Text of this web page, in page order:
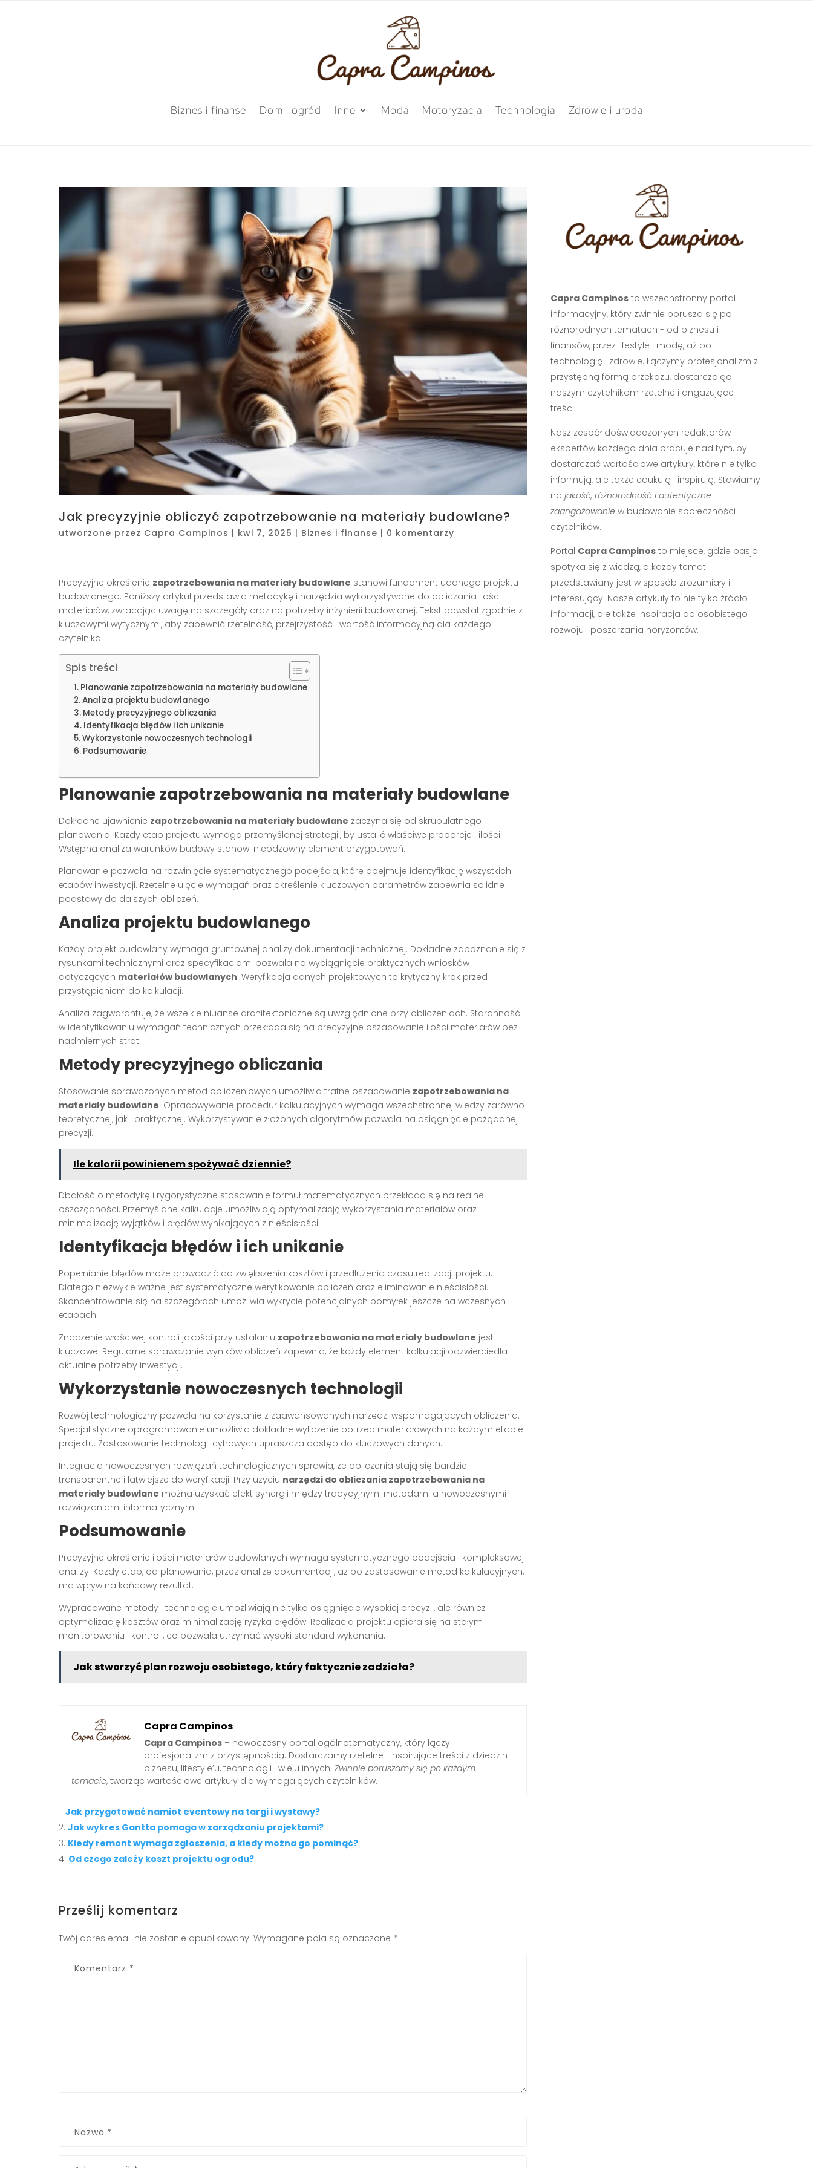
Biznes i finanse Dom i ogród Inne Moda Motoryzacja Technologia Zdrowie i uroda
Jak precyzyjnie obliczyć zapotrzebowanie na materiały budowlane?
utworzone przez Capra Campinos | kwi 7, 2025 | Biznes i finanse | 0 komentarzy
Precyzyjne określenie zapotrzebowania na materiały budowlane stanowi fundament udanego projektu
budowlanego. Poniższy artykuł przedstawia metodykę i narzędzia wykorzystywane do obliczania ilości
materiałów, zwracając uwagę na szczegóły oraz na potrzeby inżynierii budowlanej. Tekst powstał zgodnie z
kluczowymi wytycznymi, aby zapewnić rzetelność, przejrzystość i wartość informacyjną dla każdego
czytelnika.
Spis treści
Planowanie zapotrzebowania na materiały budowlane
Analiza projektu budowlanego
Metody precyzyjnego obliczania
Identyfikacja błędów i ich unikanie
Wykorzystanie nowoczesnych technologii
Podsumowanie
Planowanie zapotrzebowania na materiały budowlane
Dokładne ujawnienie zapotrzebowania na materiały budowlane zaczyna się od skrupulatnego
planowania. Każdy etap projektu wymaga przemyślanej strategii, by ustalić właściwe proporcje i ilości.
Wstępna analiza warunków budowy stanowi nieodzowny element przygotowań.
Planowanie pozwala na rozwinięcie systematycznego podejścia, które obejmuje identyfikację wszystkich
etapów inwestycji. Rzetelne ujęcie wymagań oraz określenie kluczowych parametrów zapewnia solidne
podstawy do dalszych obliczeń.
Analiza projektu budowlanego
Każdy projekt budowlany wymaga gruntownej analizy dokumentacji technicznej. Dokładne zapoznanie się z
rysunkami technicznymi oraz specyfikacjami pozwala na wyciągnięcie praktycznych wniosków
dotyczących materiałów budowlanych. Weryfikacja danych projektowych to krytyczny krok przed
przystąpieniem do kalkulacji.
Analiza zagwarantuje, że wszelkie niuanse architektoniczne są uwzględnione przy obliczeniach. Staranność
w identyfikowaniu wymagań technicznych przekłada się na precyzyjne oszacowanie ilości materiałów bez
nadmiernych strat.
Metody precyzyjnego obliczania
Stosowanie sprawdzonych metod obliczeniowych umożliwia trafne oszacowanie zapotrzebowania na
materiały budowlane. Opracowywanie procedur kalkulacyjnych wymaga wszechstronnej wiedzy zarówno
teoretycznej, jak i praktycznej. Wykorzystywanie złożonych algorytmów pozwala na osiągnięcie pożądanej
precyzji.
Ile kalorii powinienem spożywać dziennie?
Dbałość o metodykę i rygorystyczne stosowanie formuł matematycznych przekłada się na realne
oszczędności. Przemyślane kalkulacje umożliwiają optymalizację wykorzystania materiałów oraz
minimalizację wyjątków i błędów wynikających z nieścisłości.
Identyfikacja błędów i ich unikanie
Popełnianie błędów może prowadzić do zwiększenia kosztów i przedłużenia czasu realizacji projektu.
Dlatego niezwykle ważne jest systematyczne weryfikowanie obliczeń oraz eliminowanie nieścisłości.
Skoncentrowanie się na szczegółach umożliwia wykrycie potencjalnych pomyłek jeszcze na wczesnych
etapach.
Znaczenie właściwej kontroli jakości przy ustalaniu zapotrzebowania na materiały budowlane jest
kluczowe. Regularne sprawdzanie wyników obliczeń zapewnia, że każdy element kalkulacji odzwierciedla
aktualne potrzeby inwestycji.
Wykorzystanie nowoczesnych technologii
Rozwój technologiczny pozwala na korzystanie z zaawansowanych narzędzi wspomagających obliczenia.
Specjalistyczne oprogramowanie umożliwia dokładne wyliczenie potrzeb materiałowych na każdym etapie
projektu. Zastosowanie technologii cyfrowych upraszcza dostęp do kluczowych danych.
Integracja nowoczesnych rozwiązań technologicznych sprawia, że obliczenia stają się bardziej
transparentne i łatwiejsze do weryfikacji. Przy użyciu narzędzi do obliczania zapotrzebowania na
materiały budowlane można uzyskać efekt synergii między tradycyjnymi metodami a nowoczesnymi
rozwiązaniami informatycznymi.
Podsumowanie
Precyzyjne określenie ilości materiałów budowlanych wymaga systematycznego podejścia i kompleksowej
analizy. Każdy etap, od planowania, przez analizę dokumentacji, aż po zastosowanie metod kalkulacyjnych,
ma wpływ na końcowy rezultat.
Wypracowane metody i technologie umożliwiają nie tylko osiągnięcie wysokiej precyzji, ale również
optymalizację kosztów oraz minimalizację ryzyka błędów. Realizacja projektu opiera się na stałym
monitorowaniu i kontroli, co pozwala utrzymać wysoki standard wykonania.
Jak stworzyć plan rozwoju osobistego, który faktycznie zadziała?
Capra Campinos
Capra Campinos – nowoczesny portal ogólnotematyczny, który łączy
profesjonalizm z przystępnością. Dostarczamy rzetelne i inspirujące treści z dziedzin
biznesu, lifestyle’u, technologii i wielu innych. Zwinnie poruszamy się po każdym
temacie, tworząc wartościowe artykuły dla wymagających czytelników.
Jak przygotować namiot eventowy na targi i wystawy?
Jak wykres Gantta pomaga w zarządzaniu projektami?
Kiedy remont wymaga zgłoszenia, a kiedy można go pominąć?
Od czego zależy koszt projektu ogrodu?
Prześlij komentarz
Twój adres email nie zostanie opublikowany. Wymagane pola są oznaczone *
Capra Campinosto wszechstronny portal
informacyjny, który zwinnie porusza się po
różnorodnych tematach - od biznesu i
finansów, przez lifestyle i modę, aż po
technologię i zdrowie. Łączymy profesjonalizm z
przystępną formą przekazu, dostarczając
naszym czytelnikom rzetelne i angażujące
treści.
Nasz zespół doświadczonych redaktorów i
ekspertów każdego dnia pracuje nad tym, by
dostarczać wartościowe artykuły, które nie tylko
informują, ale także edukują i inspirują. Stawiamy
na jakość, różnorodność i autentyczne
zaangażowanie w budowanie społeczności
czytelników.
Portal Capra Campinosto miejsce, gdzie pasja
spotyka się z wiedzą, a każdy temat
przedstawiany jest w sposób zrozumiały i
interesujący. Nasze artykuły to nie tylko źródło
informacji, ale także inspiracja do osobistego
rozwoju i poszerzania horyzontów.